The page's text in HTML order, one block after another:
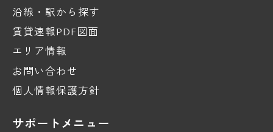
沿線・駅から探す
賃貸速報PDF図面
エリア情報
お問い合わせ
個人情報保護方針
サポートメニュー